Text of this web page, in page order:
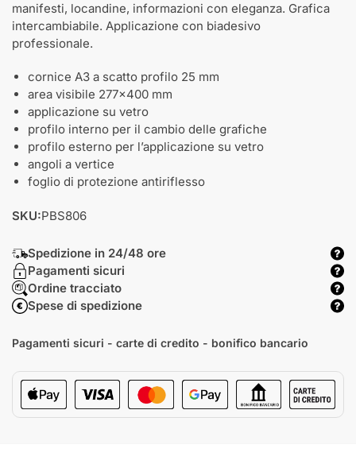
manifesti, locandine, informazioni con eleganza. Grafica
intercambiabile. Applicazione con biadesivo
professionale.
cornice A3 a scatto profilo 25 mm
area visibile 277x400 mm
applicazione su vetro
profilo interno per il cambio delle grafiche
profilo esterno per l’applicazione su vetro
angoli a vertice
foglio di protezione antiriflesso
SKU:PBS806
Spedizione in 24/48 ore
Pagamenti sicuri
Ordine tracciato
Spese di spedizione
Pagamenti sicuri - carte di credito - bonifico bancario